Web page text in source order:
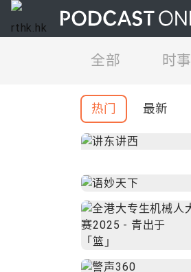
全部 时事
热门 最新